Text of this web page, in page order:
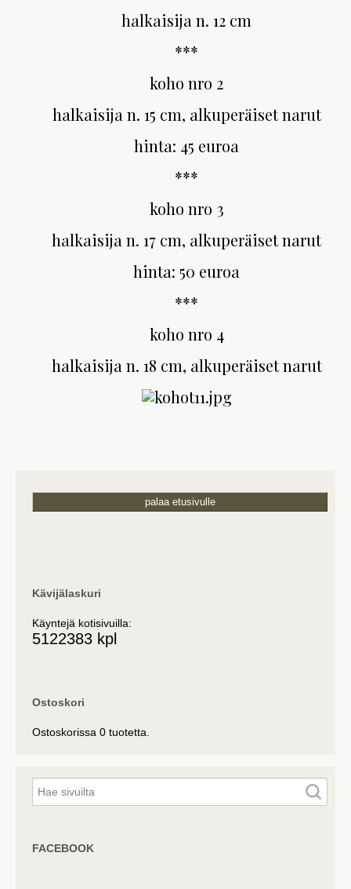
halkaisija n. 12 cm
***
koho nro 2
halkaisija n. 15 cm, alkuperäiset narut
hinta: 45 euroa
***
koho nro 3
halkaisija n. 17 cm, alkuperäiset narut
hinta: 50 euroa
***
koho nro 4
halkaisija n. 18 cm, alkuperäiset narut
palaa etusivulle
Kävijälaskuri
Käyntejä kotisivuilla:
5122383 kpl
Ostoskori
Ostoskorissa 0 tuotetta.
FACEBOOK